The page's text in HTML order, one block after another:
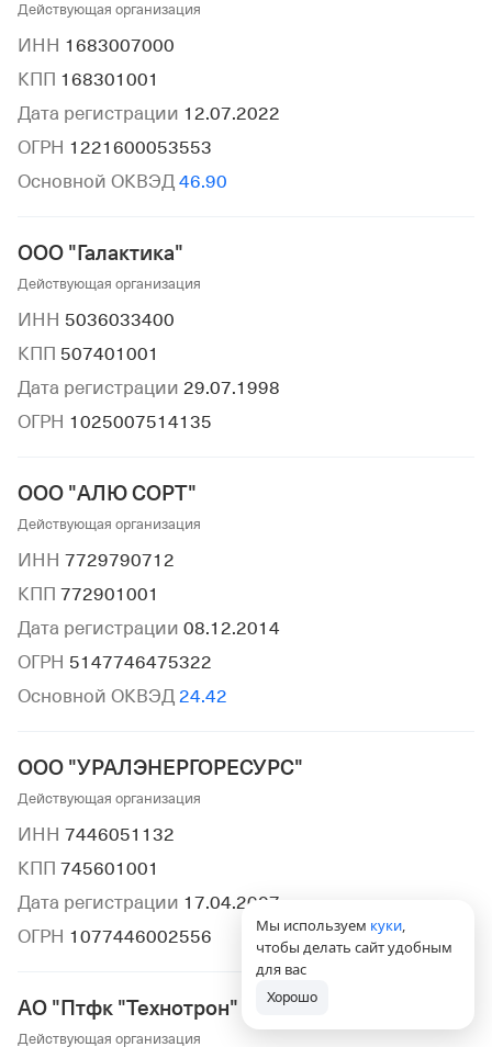
Действующая организация
ИНН 1683007000
КПП 168301001
Дата регистрации 12.07.2022
ОГРН 1221600053553
Основной ОКВЭД 46.90
ООО "Галактика"
Действующая организация
ИНН 5036033400
КПП 507401001
Дата регистрации 29.07.1998
ОГРН 1025007514135
ООО "АЛЮ СОРТ"
Действующая организация
ИНН 7729790712
КПП 772901001
Дата регистрации 08.12.2014
ОГРН 5147746475322
Основной ОКВЭД 24.42
ООО "УРАЛЭНЕРГОРЕСУРС"
Действующая организация
ИНН 7446051132
КПП 745601001
Дата регистрации 17.04.2007
ОГРН 1077446002556
АО "Птфк "Технотрон"
Действующая организация
Мы используем куки,
чтобы делать сайт удобным
для вас
Хорошо